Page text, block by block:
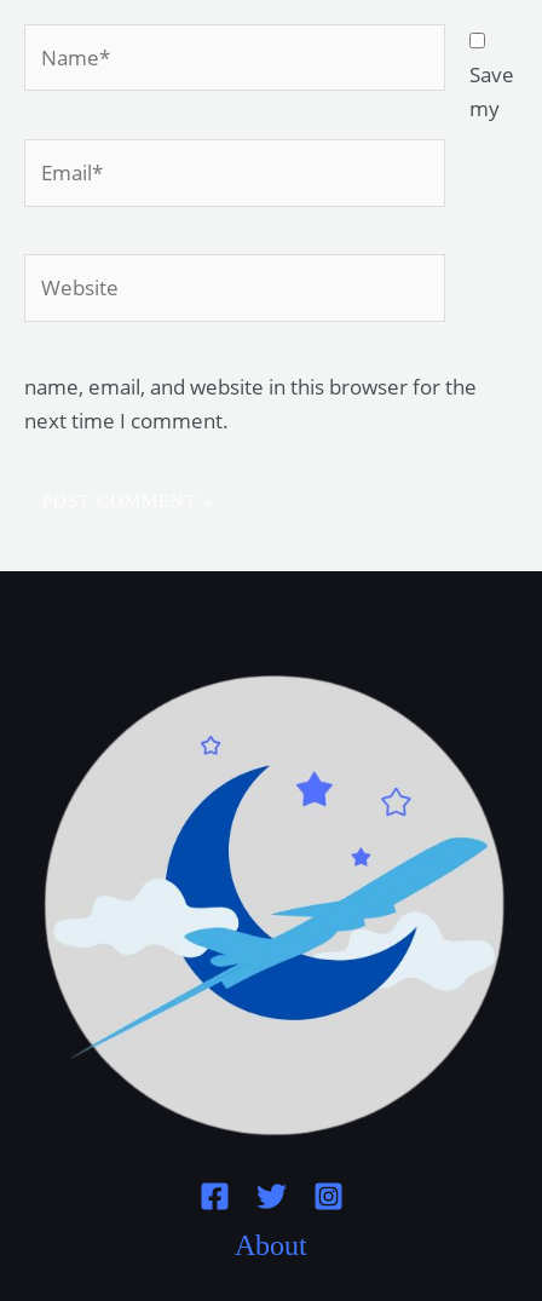
Save
my
name, email, and website in this browser for the
next time I comment.
About